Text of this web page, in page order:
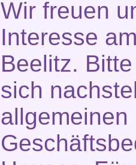
Wir freuen
Interesse
Beelitz.
sich
allgemeinen